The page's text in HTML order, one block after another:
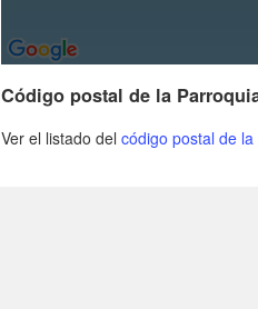
Código postal de la
Ver el listado del código postal de